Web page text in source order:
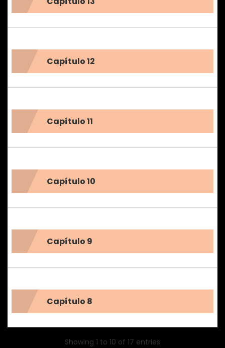
Capítulo 12
Capítulo 11
Capítulo 10
Capítulo 9
Capítulo 8
Showing 1 to 10 of 17 entries